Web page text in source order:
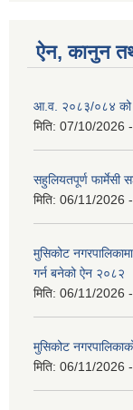
ऐन, कानुन
आ.व. २०८३/०८४ को
मिति: 07/10/2026
सहुलियतपूर्ण फार्मेसी
मिति: 06/11/2026
मुसिकोट
गर्न बनेको ऐन २०८२
मिति: 06/11/2026
मुसिकोट
मिति: 06/11/2026